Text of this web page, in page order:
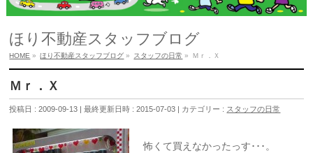
ほり不動産スタッフブログ
HOME » ほり不動産スタッフブログ » スタッフの日常 » Ｍｒ．Ｘ
Ｍｒ．Ｘ
投稿日 : 2009-09-13 最終更新日時 : 2015-07-03 カテゴリー : スタッフの日常
怖くて買えなかったっす･･･。